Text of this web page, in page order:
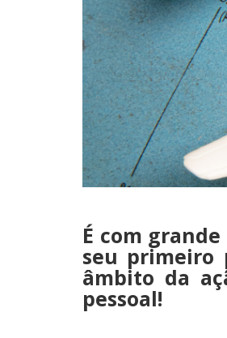
É com
seu primeiro
âmbito da
pessoal!